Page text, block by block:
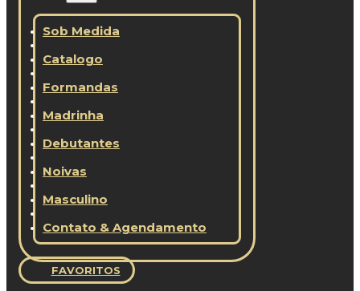
Sob Medida
Catalogo
Formandas
Madrinha
Debutantes
Noivas
Masculino
Contato & Agendamento
FAVORITOS